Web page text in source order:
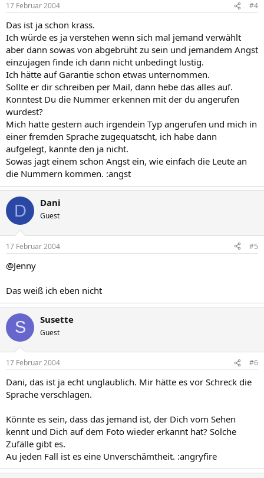
17 Februar 2004 #4
Das ist ja schon krass.
Ich würde es ja verstehen wenn sich mal jemand verwählt
aber dann sowas von abgebrüht zu sein und jemandem Angst
einzujagen finde ich dann nicht unbedingt lustig.
Ich hätte auf Garantie schon etwas unternommen.
Sollte er dir schreiben per Mail, dann hebe das alles auf.
Konntest Du die Nummer erkennen mit der du angerufen
wurdest?
Mich hatte gestern auch irgendein Typ angerufen und mich in
einer fremden Sprache zugequatscht, ich habe dann
aufgelegt, kannte den ja nicht.
Sowas jagt einem schon Angst ein, wie einfach die Leute an
die Nummern kommen. :angst
D Dani
Guest
17 Februar 2004 #5
@Jenny
Das weiß ich eben nicht
S Susette
Guest
17 Februar 2004 #6
Dani, das ist ja echt unglaublich. Mir hätte es vor Schreck die
Sprache verschlagen.
Könnte es sein, dass das jemand ist, der Dich vom Sehen
kennt und Dich auf dem Foto wieder erkannt hat? Solche
Zufälle gibt es.
Au jeden Fall ist es eine Unverschämtheit. :angryfire